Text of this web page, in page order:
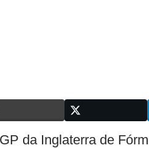
da Inglaterra de